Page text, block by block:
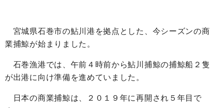
宮城県石巻市の鮎川港を拠点とした、今シーズンの商
業捕鯨が始まりました。
石巻漁港では、午前４時前から鮎川捕鯨の捕鯨船２隻
が出港に向け準備を進めていました。
日本の商業捕鯨は、２０１９年に再開され５年目で